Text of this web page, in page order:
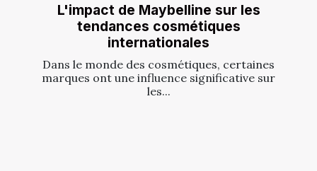
L'impact de Maybelline sur les
tendances cosmétiques
internationales
Dans le monde des cosmétiques, certaines
marques ont une influence significative sur
les...